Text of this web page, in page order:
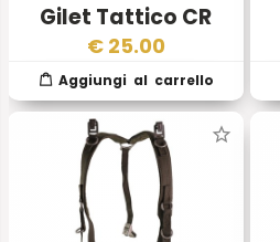
Gilet Tattico CR
Chest Right Verde
€ 25.00